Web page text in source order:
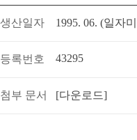
생산일자 1995. 06. (일자
등록번호 43295
첨부 문서 [다운로드]